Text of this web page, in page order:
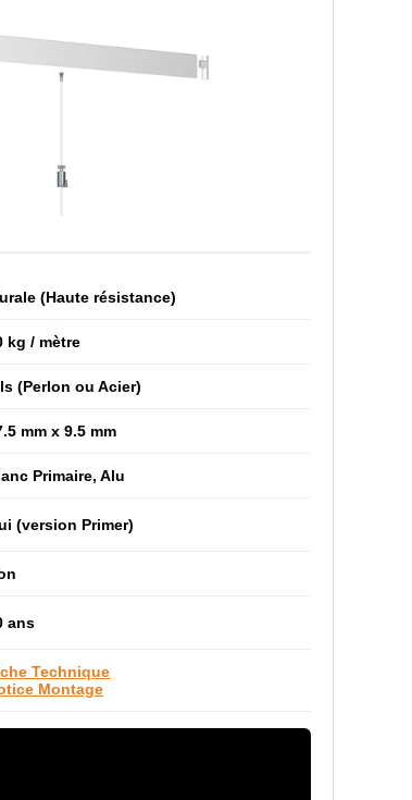
(Haute résistance)
kg / mètre
(Perlon ou Acier)
mm x 9.5 mm
Primaire, Alu
(version Primer)
ans
Technique
Montage